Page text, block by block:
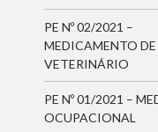
PE Nº 02/2021 –
MEDICAMENTO DE
VETERINÁRIO
PE Nº 01/2021 –
OCUPACIONAL